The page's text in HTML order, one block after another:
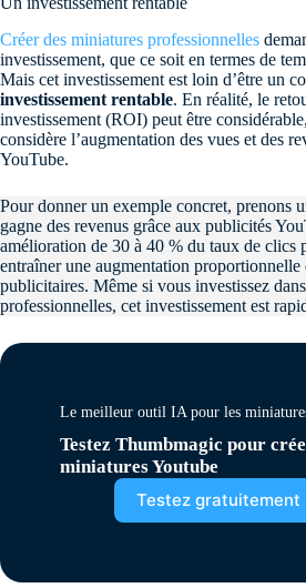
Créer des miniatures professionnelles
investissement, que ce soit en termes de
Mais cet investissement est loin d’être un
investissement rentable. En réalité, le
investissement (ROI) peut être
considère l’augmentation des vues et des
YouTube.
Pour donner un exemple concret, prenons
gagne des revenus grâce aux publicités
amélioration de 30 à 40 % du taux de clics
entraîner une augmentation proportionnelle
publicitaires. Même si vous investissez
professionnelles, cet investissement est
Le meilleur outil IA pour les
Testez Thumbmagic pour
miniatures Youtube
Testez gratuitement